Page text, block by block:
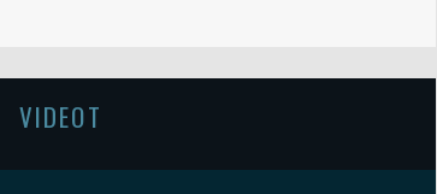
VIDEOT